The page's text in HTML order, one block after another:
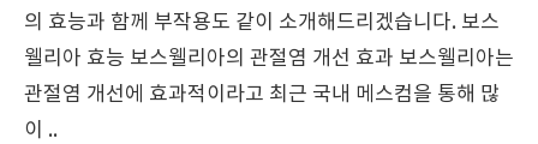
의 효능과 함께 부작용도 같이 소개해드리겠습니다. 보스
웰리아 효능 보스웰리아의 관절염 개선 효과 보스웰리아는
관절염 개선에 효과적이라고 최근 국내 메스컴을 통해 많
이 ..